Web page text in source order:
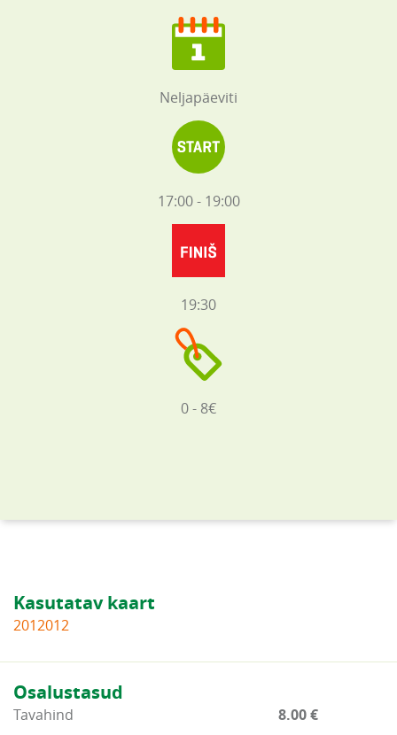
Neljapäeviti
17:00 - 19:00
19:30
0 - 8€
Kasutatav kaart
2012012
Osalustasud
Tavahind
8.00 €